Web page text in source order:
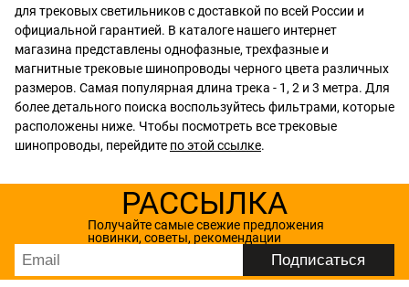
для трековых светильников с доставкой по всей России и
официальной гарантией. В каталоге нашего интернет
магазина представлены однофазные, трехфазные и
магнитные трековые шинопроводы черного цвета различных
размеров. Самая популярная длина трека - 1, 2 и 3 метра. Для
более детального поиска воспользуйтесь фильтрами, которые
расположены ниже. Чтобы посмотреть все трековые
шинопроводы, перейдите по этой ссылке.
РАССЫЛКА
Получайте самые свежие предложения
новинки, советы, рекомендации